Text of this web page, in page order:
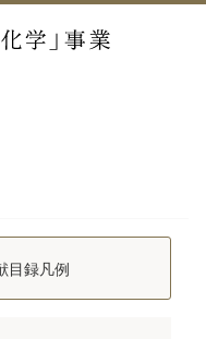
目録凡例